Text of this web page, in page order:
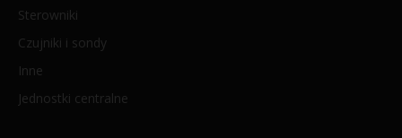
Sterowniki
Czujniki i sondy
Inne
Jednostki centralne